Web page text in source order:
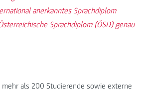
anerkanntes Sprachdiplom
Sprachdiplom (ÖSD) genau
als 200 Studierende sowie externe